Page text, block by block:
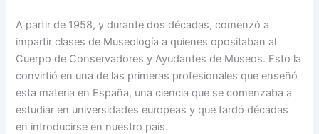
A partir de 1958, y durante dos décadas, comenzó a
impartir clases de Museología a quienes opositaban al
Cuerpo de Conservadores y Ayudantes de Museos. Esto la
convirtió en una de las primeras profesionales que enseñó
esta materia en España, una ciencia que se comenzaba a
estudiar en universidades europeas y que tardó décadas
en introducirse en nuestro país.